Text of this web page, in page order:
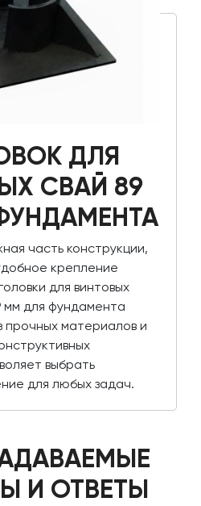
ДЛЯ
СВАЙ 89
часть конструкции,
крепление
для винтовых
мм для фундамента
прочных материалов и
выбрать
для любых задач.
И ОТВЕТЫ